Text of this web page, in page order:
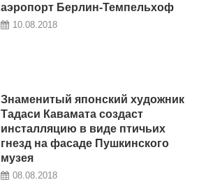
аэропорт Берлин-Темпельхоф
10.08.2018
Знаменитый японский художник
Тадаси Кавамата создаст
инсталляцию в виде птичьих
гнезд на фасаде Пушкинского
музея
08.08.2018